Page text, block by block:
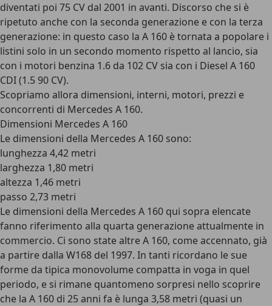
diventati poi 75 CV dal 2001 in avanti. Discorso che si è
ripetuto anche con la seconda generazione e con la terza
generazione: in questo caso la A 160 è tornata a popolare i
listini solo in un secondo momento rispetto al lancio, sia
con i motori benzina 1.6 da 102 CV sia con i Diesel A 160
CDI (1.5 90 CV).
Scopriamo allora dimensioni, interni, motori, prezzi e
concorrenti di Mercedes A 160.
Dimensioni Mercedes A 160
Le dimensioni della Mercedes A 160 sono:
lunghezza 4,42 metri
larghezza 1,80 metri
altezza 1,46 metri
passo 2,73 metri
Le dimensioni della Mercedes A 160 qui sopra elencate
fanno riferimento alla quarta generazione attualmente in
commercio. Ci sono state altre A 160, come accennato, già
a partire dalla W168 del 1997. In tanti ricordano le sue
forme da tipica monovolume compatta in voga in quel
periodo, e si rimane quantomeno sorpresi nello scoprire
che la A 160 di 25 anni fa è lunga 3,58 metri (quasi un